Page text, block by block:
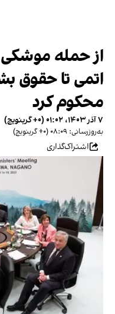
از حمله موشکی
محکوم کرد
۷ آذر ۱۴۰۳، ۰۱:۰۲ (‎+۰ گرینویچ)
به‌روزرسانی: ۰۸:۰۹ (‎+۰ گرینویچ)
اشتراک‌گذاری